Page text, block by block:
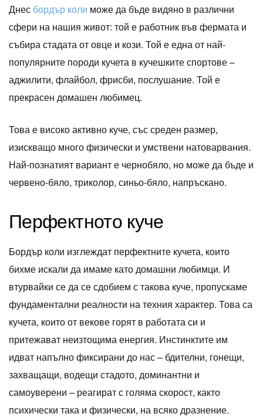
Днес бордър коли може да бъде видяно в различни
сфери на нашия живот: той е работник във фермата и
събира стадата от овце и кози. Той е една от най-
популярните породи кучета в кучешките спортове –
аджилити, флайбол, фрисби, послушание. Той е
прекрасен домашен любимец.
Това е високо активно куче, със среден размер,
изискващо много физически и умствени натоварвания.
Най-познатият вариант е чернобяло, но може да бъде и
червено-бяло, триколор, синьо-бяло, напръскано.
Перфектното куче
Бордър коли изглеждат перфектните кучета, които
бихме искали да имаме като домашни любимци. И
втурвайки се да се сдобием с такова куче, пропускаме
фундаментални реалности на техния характер. Това са
кучета, които от векове горят в работата си и
притежават неизтощима енергия. Инстинктите им
идват напълно фиксирани до нас – бдителни, гонещи,
захващащи, водещи стадото, доминантни и
самоуверени – реагират с голяма скорост, както
психически така и физически, на всяко дразнение.